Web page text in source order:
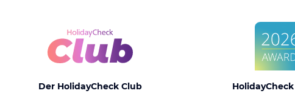
Der HolidayCheck Club